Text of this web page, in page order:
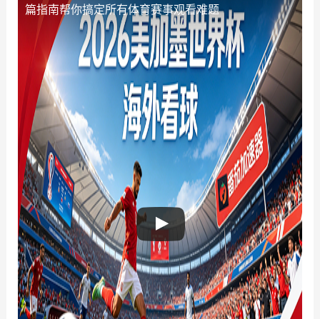
篇指南帮你搞定所有体育赛事观看难题